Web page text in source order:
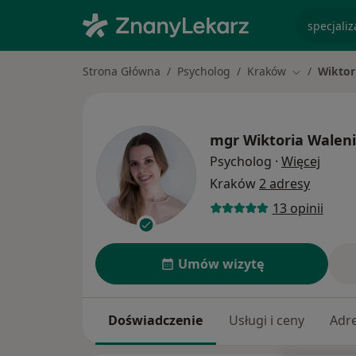
Strona Główna Psycholog Kraków Zmień
mgr Wiktoria
Psycholog · Więcej
Kraków2 adresy
13 opinii
Umów wizytę
Doświadczenie Usługi i ceny